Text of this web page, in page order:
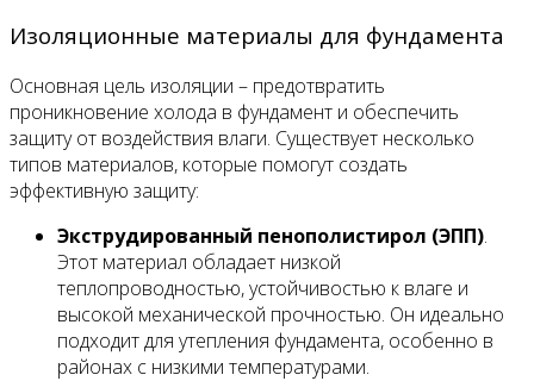
Изоляционные материалы для фундамента
Основная цель изоляции – предотвратить
проникновение холода в фундамент и обеспечить
защиту от воздействия влаги. Существует несколько
типов материалов, которые помогут создать
эффективную защиту:
Экструдированный пенополистирол (ЭПП).
Этот материал обладает низкой
теплопроводностью, устойчивостью к влаге и
высокой механической прочностью. Он идеально
подходит для утепления фундамента, особенно в
районах с низкими температурами.